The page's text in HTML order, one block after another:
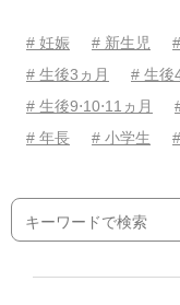
# 妊娠 # 新生児
# 生後3ヵ月
# 生後
# 生後9⋅10⋅11ヵ月
# 年長
# 小学生